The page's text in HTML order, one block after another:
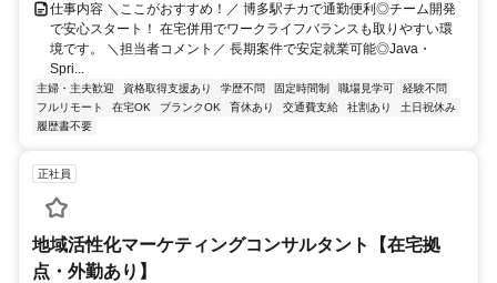
仕事内容 ＼ここがおすすめ！／ 博多駅チカで通勤便利◎チーム開発
で安心スタート！ 在宅併用でワークライフバランスも取りやすい環
境です。 ＼担当者コメント／ 長期案件で安定就業可能◎Java・
Spri...
主婦・主夫歓迎 資格取得支援あり 学歴不問 固定時間制 職場見学可
経験不問
フルリモート
在宅OK ブランクOK 育休あり 交通費支給 社割あり
土日祝休み
履歴書不要
正社員
地域活性化マーケティングコンサルタント【在宅拠
点・外勤あり】